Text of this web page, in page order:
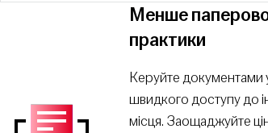
Менше
практики
Керуйте документами
швидкого доступу до
місця. Заощаджуйте